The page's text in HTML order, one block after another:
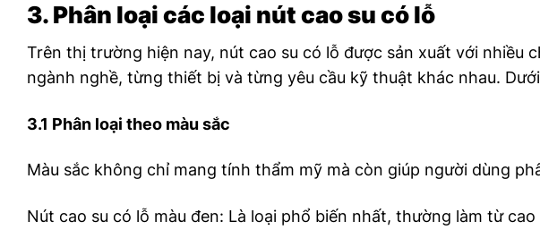
3. Phân loại các loại nút cao su có lỗ
Trên thị trường hiện nay, nút cao su có lỗ được sản xuất với nhiều
ngành nghề, từng thiết bị và từng yêu cầu kỹ thuật khác nhau.
3.1 Phân loại theo màu sắc
Màu sắc không chỉ mang tính thẩm mỹ mà còn giúp người dùng
Nút cao su có lỗ màu đen: Là loại phổ biến nhất, thường làm từ